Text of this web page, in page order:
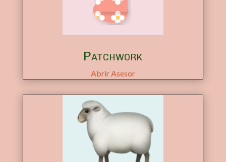
Patchwork
Abrir Asesor